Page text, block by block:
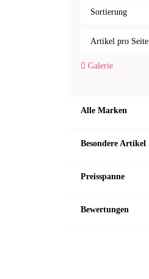
Sortierung
Artikel pro Seite
Galerie
Alle Marken
Besondere Artikel
Preisspanne
Bewertungen